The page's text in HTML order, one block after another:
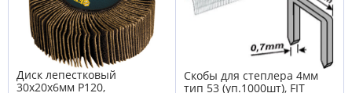
Диск лепестковый
30х20х6мм Р120,
Скобы для степлера 4мм
тип 53 (уп.1000шт), FIT